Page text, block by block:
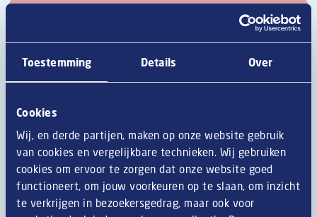
Toestemming Details Over
Cookies
Wij, en derde partijen, maken op onze website gebruik
van cookies en vergelijkbare technieken. Wij gebruiken
cookies om ervoor te zorgen dat onze website goed
functioneert, om jouw voorkeuren op te slaan, om inzicht
te verkrijgen in bezoekersgedrag, maar ook voor
Geen toegang. Login om deze pagina te
Inloggen
Primaire tabs
Inloggen
Gebruikersnaam of e-mailadres